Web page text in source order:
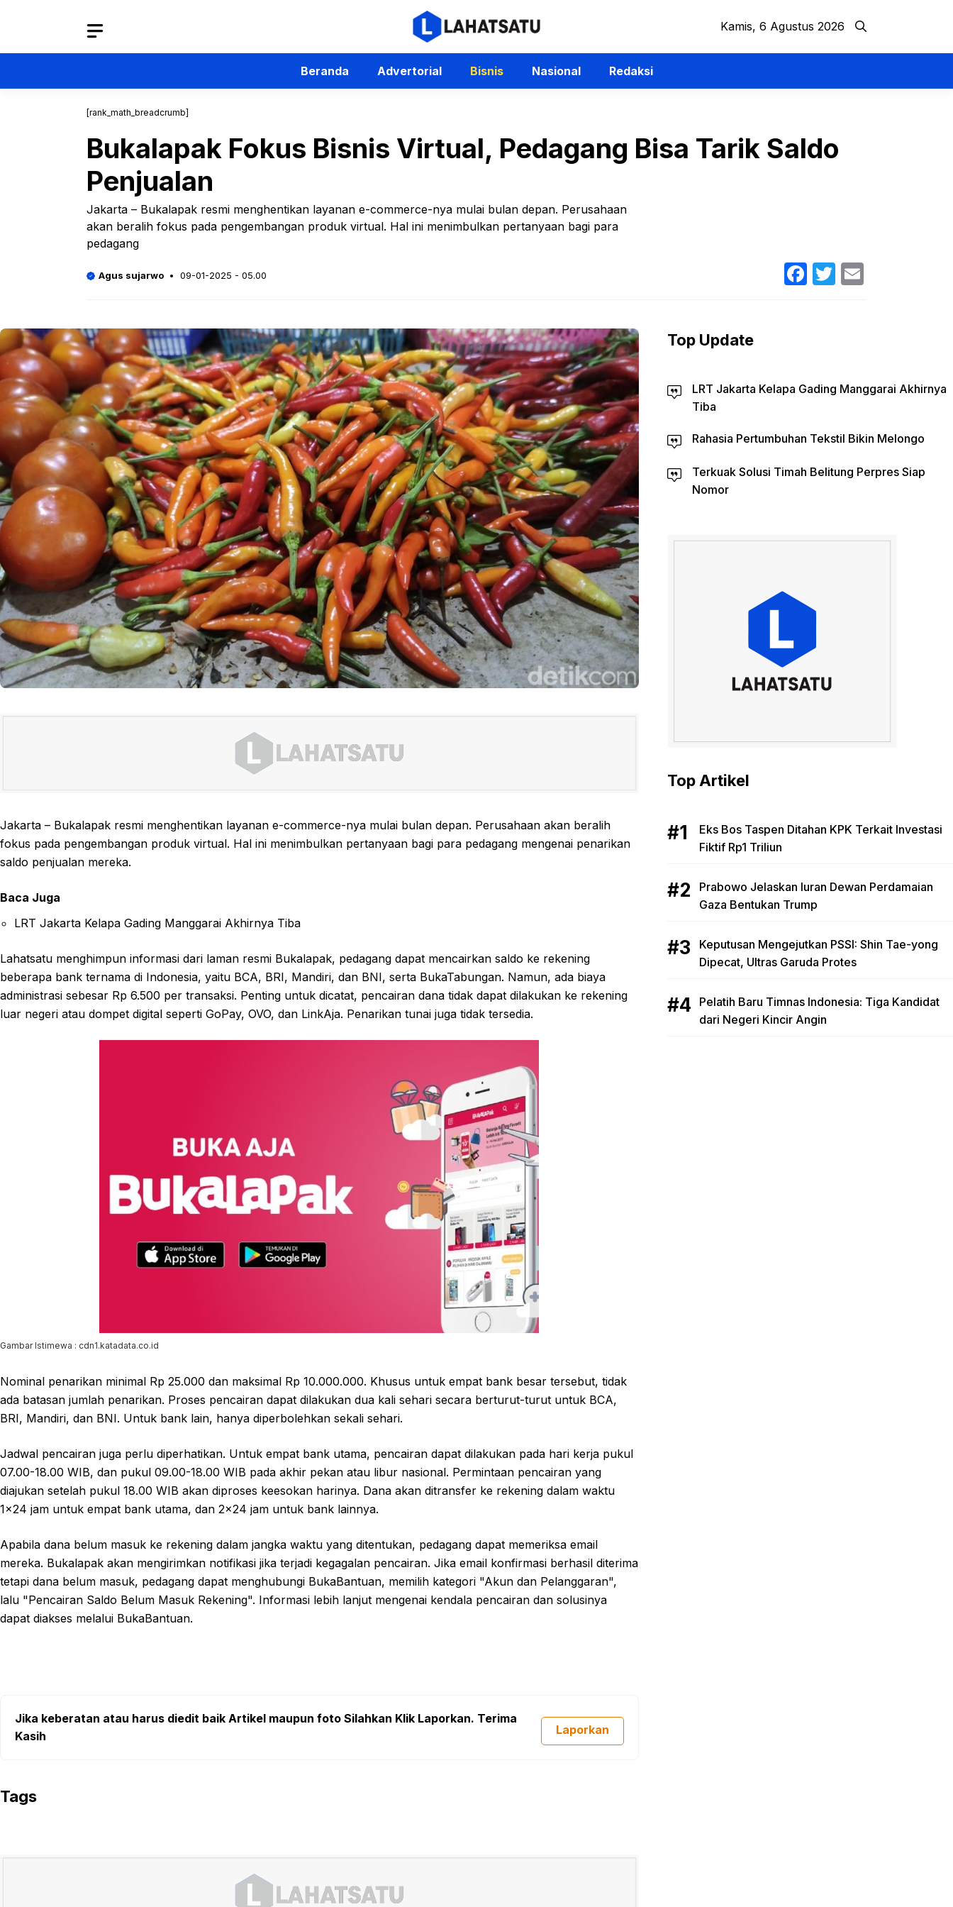
Kamis, 6 Agustus 2026
Beranda Advertorial Bisnis Nasional Redaksi
[rank_math_breadcrumb]
Bukalapak Fokus Bisnis Virtual, Pedagang Bisa Tarik Saldo
Penjualan
Jakarta – Bukalapak resmi menghentikan layanan e-commerce-nya mulai bulan depan. Perusahaan
akan beralih fokus pada pengembangan produk virtual. Hal ini menimbulkan pertanyaan bagi para
pedagang
Agus sujarwo 09-01-2025 - 05.00 Facebook
Twitter
Jakarta – Bukalapak resmi menghentikan layanan e-commerce-nya mulai bulan depan. Perusahaan akan beralih
fokus pada pengembangan produk virtual. Hal ini menimbulkan pertanyaan bagi para pedagang mengenai penarikan
saldo penjualan mereka.
Baca Juga
LRT Jakarta Kelapa Gading Manggarai Akhirnya Tiba
Lahatsatu menghimpun informasi dari laman resmi Bukalapak, pedagang dapat mencairkan saldo ke rekening
beberapa bank ternama di Indonesia, yaitu BCA, BRI, Mandiri, dan BNI, serta BukaTabungan. Namun, ada biaya
administrasi sebesar Rp 6.500 per transaksi. Penting untuk dicatat, pencairan dana tidak dapat dilakukan ke rekening
luar negeri atau dompet digital seperti GoPay, OVO, dan LinkAja. Penarikan tunai juga tidak tersedia.
Gambar Istimewa : cdn1.katadata.co.id
Nominal penarikan minimal Rp 25.000 dan maksimal Rp 10.000.000. Khusus untuk empat bank besar tersebut, tidak
ada batasan jumlah penarikan. Proses pencairan dapat dilakukan dua kali sehari secara berturut-turut untuk BCA,
BRI, Mandiri, dan BNI. Untuk bank lain, hanya diperbolehkan sekali sehari.
Jadwal pencairan juga perlu diperhatikan. Untuk empat bank utama, pencairan dapat dilakukan pada hari kerja pukul
07.00-18.00 WIB, dan pukul 09.00-18.00 WIB pada akhir pekan atau libur nasional. Permintaan pencairan yang
diajukan setelah pukul 18.00 WIB akan diproses keesokan harinya. Dana akan ditransfer ke rekening dalam waktu
1×24 jam untuk empat bank utama, dan 2×24 jam untuk bank lainnya.
Apabila dana belum masuk ke rekening dalam jangka waktu yang ditentukan, pedagang dapat memeriksa email
mereka. Bukalapak akan mengirimkan notifikasi jika terjadi kegagalan pencairan. Jika email konfirmasi berhasil diterima
tetapi dana belum masuk, pedagang dapat menghubungi BukaBantuan, memilih kategori "Akun dan Pelanggaran",
lalu "Pencairan Saldo Belum Masuk Rekening". Informasi lebih lanjut mengenai kendala pencairan dan solusinya
dapat diakses melalui BukaBantuan.
Jika keberatan atau harus diedit baik Artikel maupun foto Silahkan Klik Laporkan. Terima
Kasih
Laporkan
Tags
Top Update
LRT Jakarta Kelapa Gading Manggarai Akhirnya
Tiba
Rahasia Pertumbuhan Tekstil Bikin Melongo
Terkuak Solusi Timah Belitung Perpres Siap
Nomor
Top Artikel
Eks Bos Taspen Ditahan KPK Terkait Investasi
Fiktif Rp1 Triliun
Prabowo Jelaskan Iuran Dewan Perdamaian
Gaza Bentukan Trump
Keputusan Mengejutkan PSSI: Shin Tae-yong
Dipecat, Ultras Garuda Protes
Pelatih Baru Timnas Indonesia: Tiga Kandidat
dari Negeri Kincir Angin